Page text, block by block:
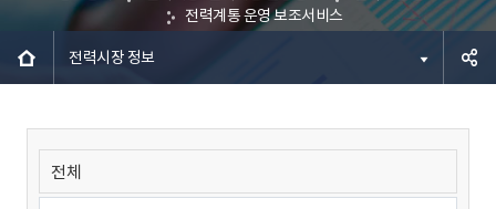
전력계통 운영 보조서비스
전력시장 정보
기